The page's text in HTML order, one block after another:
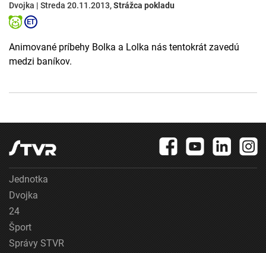
Dvojka | Streda 20.11.2013,Strážca pokladu
Animované príbehy Bolka a Lolka nás tentokrát zavedú
medzi baníkov.
Jednotka
Dvojka
24
Šport
Správy STVR